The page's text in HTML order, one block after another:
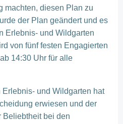
machten, diesen Plan zu
der Plan geändert und es
Erlebnis- und Wildgarten
von fünf festen Engagierten
14:30 Uhr für alle
und Wildgarten hat
erwiesen und der
Beliebtheit bei den